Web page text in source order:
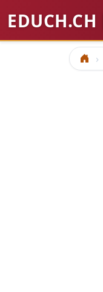
EDUCH.CH
Accueil